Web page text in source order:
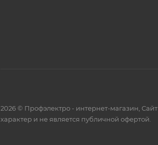
2026 © Профэлектро - интернет-магазин,